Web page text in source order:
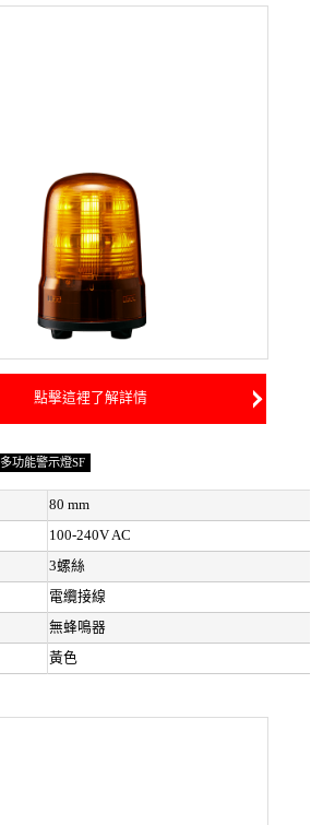
點擊這裡了解詳情
多功能警示燈SF
80 mm
100-240V AC
3螺絲
電纜接線
無蜂鳴器
黃色